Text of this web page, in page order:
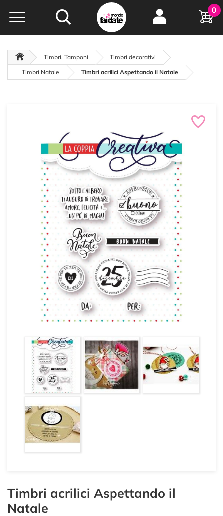
Hobby e
creatività...
oltre 15 anni online
0
Timbri, Tamponi
Timbri decorativi
Timbri Natale
Timbri acrilici Aspettando il Natale
Timbri acrilici Aspettando il
Natale